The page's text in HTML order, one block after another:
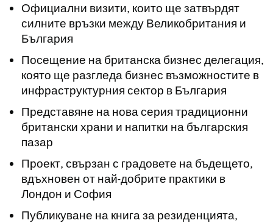
Официални визити, които ще затвърдят
силните връзки между Великобритания и
България
Посещение на британска бизнес делегация,
която ще разгледа бизнес възможностите в
инфраструктурния сектор в България
Представяне на нова серия традиционни
британски храни и напитки на българския
пазар
Проект, свързан с градовете на бъдещето,
вдъхновен от най-добрите практики в
Лондон и София
Публикуване на книга за резиденцията,